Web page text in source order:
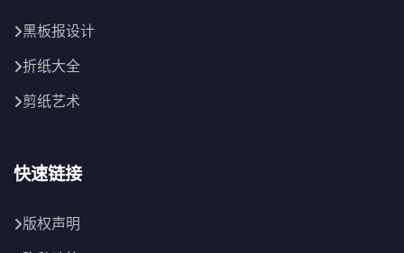
黑板报设计
折纸大全
剪纸艺术
快速链接
版权声明